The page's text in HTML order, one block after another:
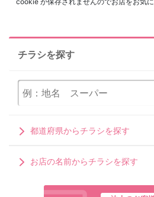
チラシを探す
都道府県からチラシを探す
お店の名前からチラシを探す